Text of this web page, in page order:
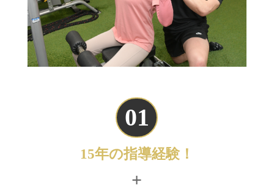
01
15年の指導経験！
+